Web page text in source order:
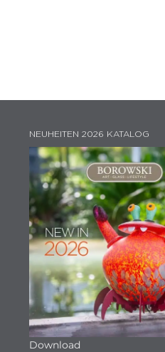
NEUHEITEN 2026 KATALOG
Download